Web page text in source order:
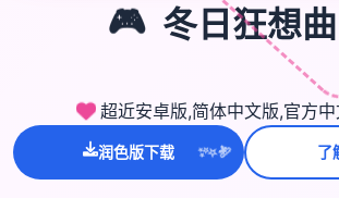
🎮 冬日狂想曲
超近安卓版,简体中文版,官方中
润色版下载 ✨⭐💫 了